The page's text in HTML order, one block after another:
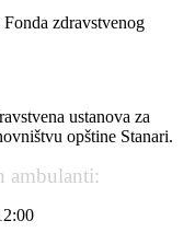
zdravstvenog
ustanova za
opštine Stanari.
ambulanti: